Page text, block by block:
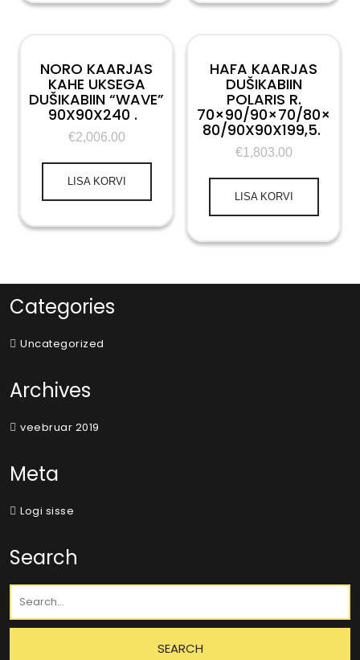
NORO KAARJAS
KAHE UKSEGA
DUŠIKABIIN “WAVE”
90X90X240 .
€2,006.00
LISA KORVI
HAFA KAARJAS
DUŠIKABIIN
POLARIS R.
70×90/90×70/80×
80/90X90X199,5.
€1,803.00
LISA KORVI
Categories
Uncategorized
Archives
veebruar 2019
Meta
Logi sisse
Search